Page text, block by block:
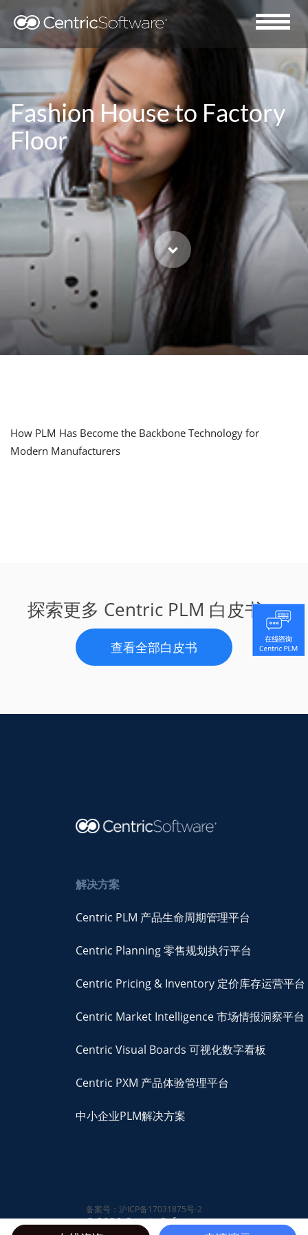
Fashion House to Factory
Floor
How PLM Has Become the Backbone Technology for
Modern Manufacturers
探索更多 Centric PLM 白皮书！
查看全部白皮书
解决方案
Centric PLM 产品生命周期管理平台
Centric Planning 零售规划执行平台
Centric Pricing & Inventory 定价库存运营平台
Centric Market Intelligence 市场情报洞察平台
Centric Visual Boards 可视化数字看板
Centric PXM 产品体验管理平台
中小企业PLM解决方案
备案号：沪ICP备17031875号-2
© 2026 Centric Software,